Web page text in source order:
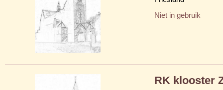
Niet in gebruik
RK klooster